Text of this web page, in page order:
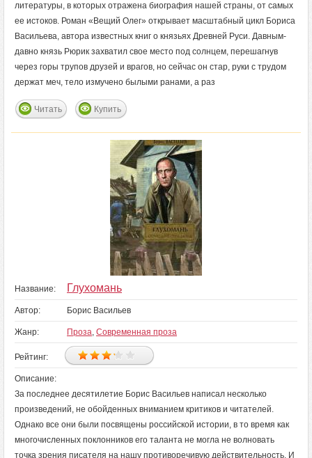
литературы, в которых отражена биография нашей страны, от самых
ее истоков. Роман «Вещий Олег» открывает масштабный цикл Бориса
Васильева, автора известных книг о князьях Древней Руси. Давным-
давно князь Рюрик захватил свое место под солнцем, перешагнув
через горы трупов друзей и врагов, но сейчас он стар, руки с трудом
держат меч, тело измучено былыми ранами, а раз
Читать Купить
Название: Глухомань
Автор: Борис Васильев
Жанр: Проза, Современная проза
Рейтинг:
Описание:
За последнее десятилетие Борис Васильев написал несколько
произведений, не обойденных вниманием критиков и читателей.
Однако все они были посвящены российской истории, в то время как
многочисленных поклонников его таланта не могла не волновать
точка зрения писателя на нашу противоречивую действительность. И